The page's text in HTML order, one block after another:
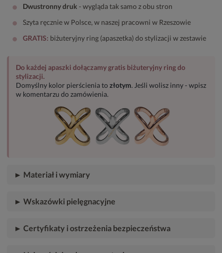
• Dwustronny druk - wygląda tak samo z obu stron
• Szyta ręcznie w Polsce, w naszej pracowni w Rzeszowie
• GRATIS: biżuteryjny ring (apaszetka) do stylizacji w zestawie
Do każdej apaszki dołączamy gratis biżuteryjny ring do
stylizacji.
Domyślny kolor pierścienia tozłotym. Jeśli wolisz inny - wpisz
w komentarzu do zamówienia.
► Materiał i wymiary
► Wskazówki pielęgnacyjne
► Certyfikaty i ostrzeżenia bezpieczeństwa